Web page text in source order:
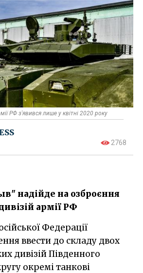
РФ з'явився лише у квітні 2020 року
2768
надійде на озброєння
армії РФ
ввести до складу двох
дивізій Південного
окремі танкові